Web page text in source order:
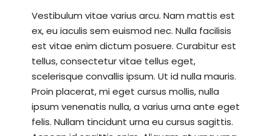
Vestibulum vitae varius arcu. Nam mattis est
ex, eu iaculis sem euismod nec. Nulla facilisis
est vitae enim dictum posuere. Curabitur est
tellus, consectetur vitae tellus eget,
scelerisque convallis ipsum. Ut id nulla mauris.
Proin placerat, mi eget cursus mollis, nulla
ipsum venenatis nulla, a varius urna ante eget
felis. Nullam tincidunt urna eu cursus sagittis.